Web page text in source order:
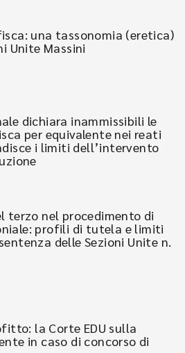
una tassonomia (eretica)
Unite Massini
dichiara inammissibili le
per equivalente nei reati
i limiti dell’intervento
terzo nel procedimento di
profili di tutela e limiti
delle Sezioni Unite n.
la Corte EDU sulla
in caso di concorso di